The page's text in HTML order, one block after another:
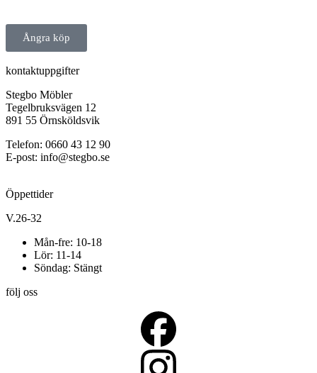
Ångra köp
kontaktuppgifter
Stegbo Möbler
Tegelbruksvägen 12
891 55 Örnsköldsvik
Telefon: 0660 43 12 90
E-post: info@stegbo.se
Öppettider
V.26-32
Mån-fre: 10-18
Lör: 11-14
Söndag: Stängt
följ oss